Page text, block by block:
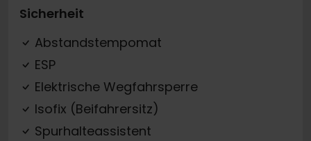
Sicherheit
Abstandstempomat
ESP
Elektrische Wegfahrsperre
Isofix (Beifahrersitz)
Spurhalteassistent